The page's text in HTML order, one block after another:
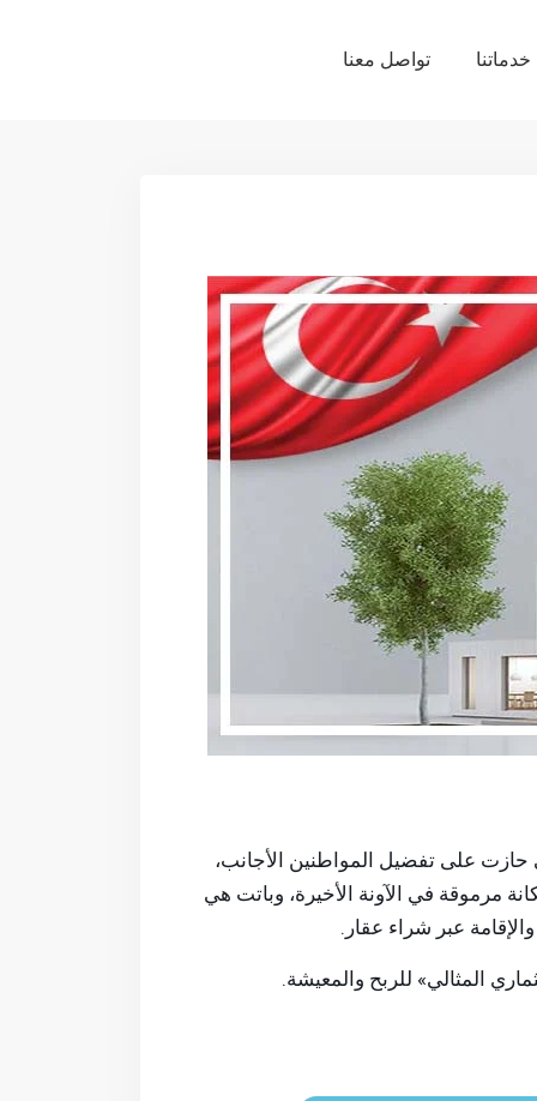
خدماتنا تواصل معنا
على تفضيل المواطنين الأجانب،
مرموقة في الآونة الأخيرة، وباتت هي
والإقامة عبر شراء عقار.
المثالي» للربح والمعيشة.